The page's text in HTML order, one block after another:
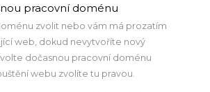
pracovní doménu
zvolit nebo vám má prozatím
web, dokud nevytvoříte nový
dočasnou pracovní doménu
webu zvolíte tu pravou.